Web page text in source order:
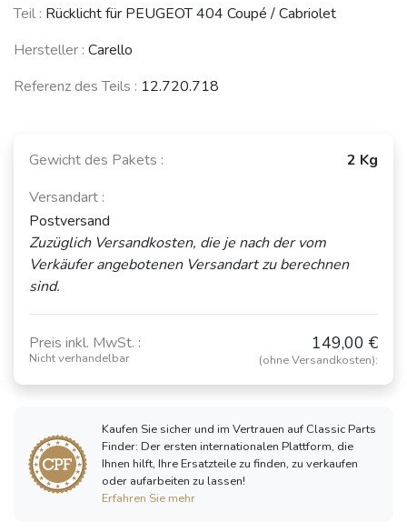
Teil : Rücklicht für PEUGEOT 404 Coupé / Cabriolet
Hersteller : Carello
Referenz des Teils : 12.720.718
Gewicht des Pakets :
2 Kg
Versandart :
Postversand
Zuzüglich Versandkosten, die je nach der vom
Verkäufer angebotenen Versandart zu berechnen
sind.
Preis inkl. MwSt. :
Nicht verhandelbar
149,00 €
(ohne Versandkosten):
Kaufen Sie sicher und im Vertrauen auf Classic Parts
Finder: Der ersten internationalen Plattform, die
Ihnen hilft, Ihre Ersatzteile zu finden, zu verkaufen
oder aufarbeiten zu lassen!
Erfahren Sie mehr